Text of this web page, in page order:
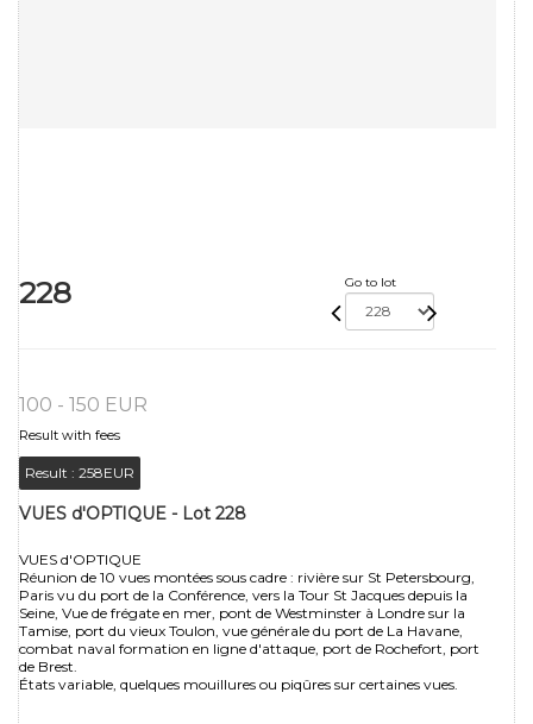
228 Go to lot
100 - 150 EUR
Result with fees
Result : 258EUR
VUES d'OPTIQUE - Lot 228
VUES d'OPTIQUE
Réunion de 10 vues montées sous cadre : rivière sur St Petersbourg,
Paris vu du port de la Conférence, vers la Tour St Jacques depuis la
Seine, Vue de frégate en mer, pont de Westminster à Londre sur la
Tamise, port du vieux Toulon, vue générale du port de La Havane,
combat naval formation en ligne d'attaque, port de Rochefort, port
de Brest.
États variable, quelques mouillures ou piqûres sur certaines vues.